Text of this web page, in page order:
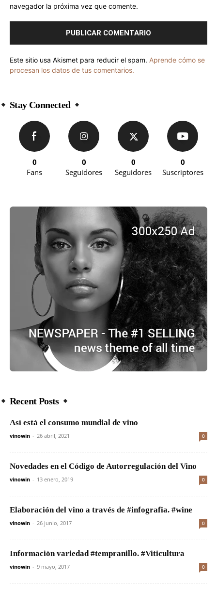
navegador la próxima vez que comente.
Este sitio usa Akismet para reducir el spam. Aprende cómo se
procesan los datos de tus comentarios.
Stay Connected
0
Fans
0
Seguidores
0
Seguidores
0
Suscriptores
Recent Posts
Así está el consumo mundial de vino
vinowin - 26 abril, 2021 0
Novedades en el Código de Autorregulación del Vino
vinowin - 13 enero, 2019 0
Elaboración del vino a través de #infografia. #wine
vinowin - 26 junio, 2017 0
Información variedad #tempranillo. #Viticultura
vinowin - 9 mayo, 2017 0